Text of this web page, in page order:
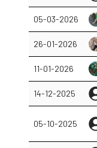
05-03-2026
26-01-2026
11-01-2026
14-12-2025
05-10-2025